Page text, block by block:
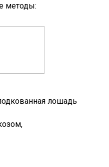
методы:
лошадь